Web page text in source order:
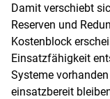
Damit verschiebt
Reserven und
Kostenblock
Einsatzfähigkeit
Systeme
einsatzbereit